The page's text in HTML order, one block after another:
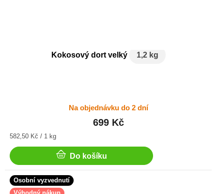
Kokosový dort velký 1,2 kg
Na objednávku do 2 dní
699 Kč
Měrná
582,50 Kč / 1 kg
Do košíku
Osobní vyzvednutí